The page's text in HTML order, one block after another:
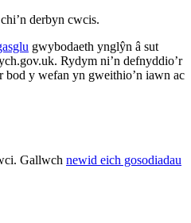
derbyn cwcis.
gwybodaeth ynglŷn â sut
Rydym ni’n defnyddio’r
y wefan yn gweithio’n iawn ac
Gallwch newid eich gosodiadau